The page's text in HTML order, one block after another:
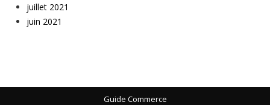
juillet 2021
juin 2021
Guide Commerce